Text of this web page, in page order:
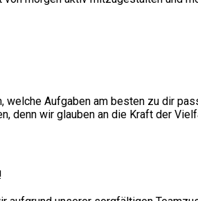
welche Aufgaben am besten zu dir
denn wir glauben an die Kraft der